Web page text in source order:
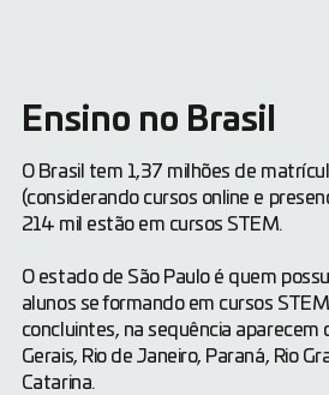
Ensino no Brasil
O Brasil tem 1,37 milhões de
(considerando cursos online e
214 mil estão em cursos STEM.
O estado de São Paulo é quem
alunos se formando em cursos
concluintes, na sequência aparecem
Gerais, Rio de Janeiro, Paraná, Rio
Catarina.